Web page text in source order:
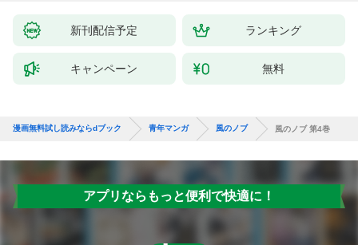
新刊配信予定 ランキング
キャンペーン 無料
漫画無料試し読みならdブック 青年マンガ 風のノブ 風のノブ 第4巻
アプリならもっと便利で快適に！